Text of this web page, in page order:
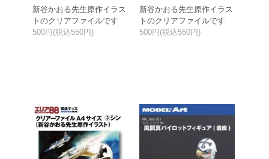
新谷かおる先生原作イラス
トのクリアファイルです
500円(税込550円)
新谷かおる先生原作イラス
トのクリアファイルです
500円(税込550円)